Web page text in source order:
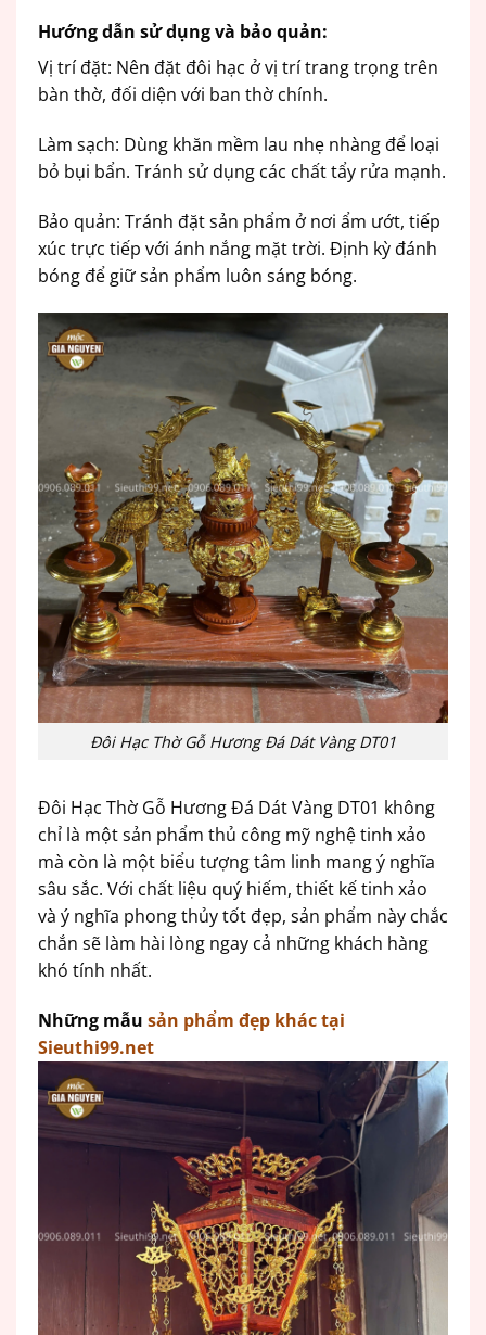
Hướng dẫn sử dụng và bảo quản:
Vị trí đặt: Nên đặt đôi hạc ở vị trí trang trọng trên
bàn thờ, đối diện với ban thờ chính.
Làm sạch: Dùng khăn mềm lau nhẹ nhàng để loại
bỏ bụi bẩn. Tránh sử dụng các chất tẩy rửa mạnh.
Bảo quản: Tránh đặt sản phẩm ở nơi ẩm ướt, tiếp
xúc trực tiếp với ánh nắng mặt trời. Định kỳ đánh
bóng để giữ sản phẩm luôn sáng bóng.
Đôi Hạc Thờ Gỗ Hương Đá Dát Vàng DT01
Đôi Hạc Thờ Gỗ Hương Đá Dát Vàng DT01 không
chỉ là một sản phẩm thủ công mỹ nghệ tinh xảo
mà còn là một biểu tượng tâm linh mang ý nghĩa
sâu sắc. Với chất liệu quý hiếm, thiết kế tinh xảo
và ý nghĩa phong thủy tốt đẹp, sản phẩm này chắc
chắn sẽ làm hài lòng ngay cả những khách hàng
khó tính nhất.
Những mẫu sản phẩm đẹp khác tại
Sieuthi99.net